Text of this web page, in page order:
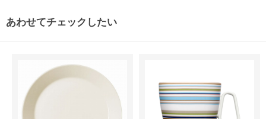
あわせてチェックしたい